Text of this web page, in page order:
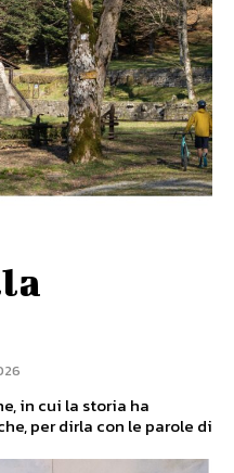
in cui la storia ha
per dirla con le parole di